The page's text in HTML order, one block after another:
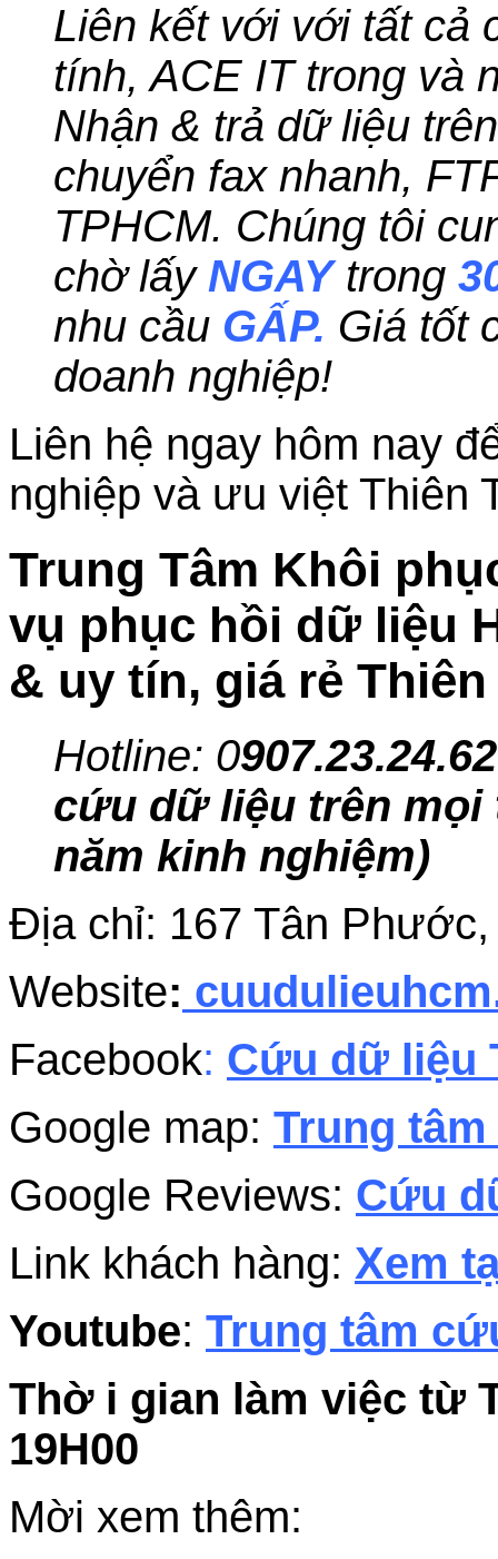
Liên kết với với tất cả
tính, ACE IT trong và
Nhận & trả dữ liệu
chuyển fax nhanh,
TPHCM. Chúng tôi
chờ lấy NGAYtrong
nhu cầu GẤP. Giá tốt
doanh nghiệp!
Liên hệ ngay hôm nay
nghiệp và ưu việt Thiên
Trung Tâm Khôi
vụ phục hồi dữ liệu
& uy tín, giá rẻ
Hotline: 0
cứu dữ liệu trên
năm kinh nghiệm)
Địa chỉ: 167 Tân
Website:
Facebook: Cứu dữ liệu
Google map: Trung
Google Reviews: Cứu
Link khách hàng: Xem
Youtube: Trung tâm
Thờ i gian làm việc từ
19H00
Mời xem thêm: